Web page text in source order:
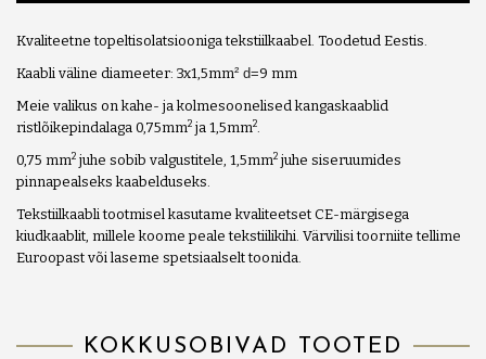
Kvaliteetne topeltisolatsiooniga tekstiilkaabel. Toodetud Eestis.
Kaabli väline diameeter: 3x1,5mm² d=9 mm
Meie valikus on kahe- ja kolmesoonelised kangaskaablid
ristlõikepindalaga 0,75mm2 ja 1,5mm2
0,75 mm2 juhe sobib valgustitele, 1,5mm2 juhe siseruumides
pinnapealseks kaabelduseks.
Tekstiilkaabli tootmisel kasutame kvaliteetset CE-märgisega
kiudkaablit, millele koome peale tekstiilikihi. Värvilisi toorniite tellime
Euroopast või laseme spetsiaalselt toonida.
KOKKUSOBIVAD TOOTED